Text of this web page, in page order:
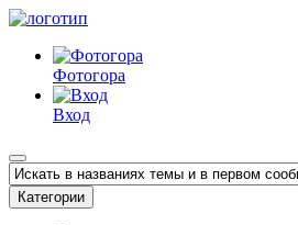
Фотогора
Вход
Категории